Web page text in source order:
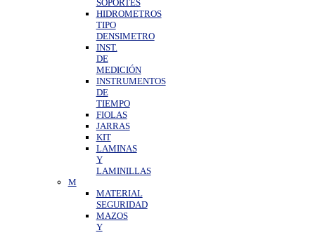
SOPORTES
HIDROMETROS
TIPO
DENSIMETRO
INST.
DE
MEDICIÓN
INSTRUMENTOS
DE
TIEMPO
FIOLAS
JARRAS
KIT
LAMINAS
Y
LAMINILLAS
M
MATERIAL
SEGURIDAD
MAZOS
Y